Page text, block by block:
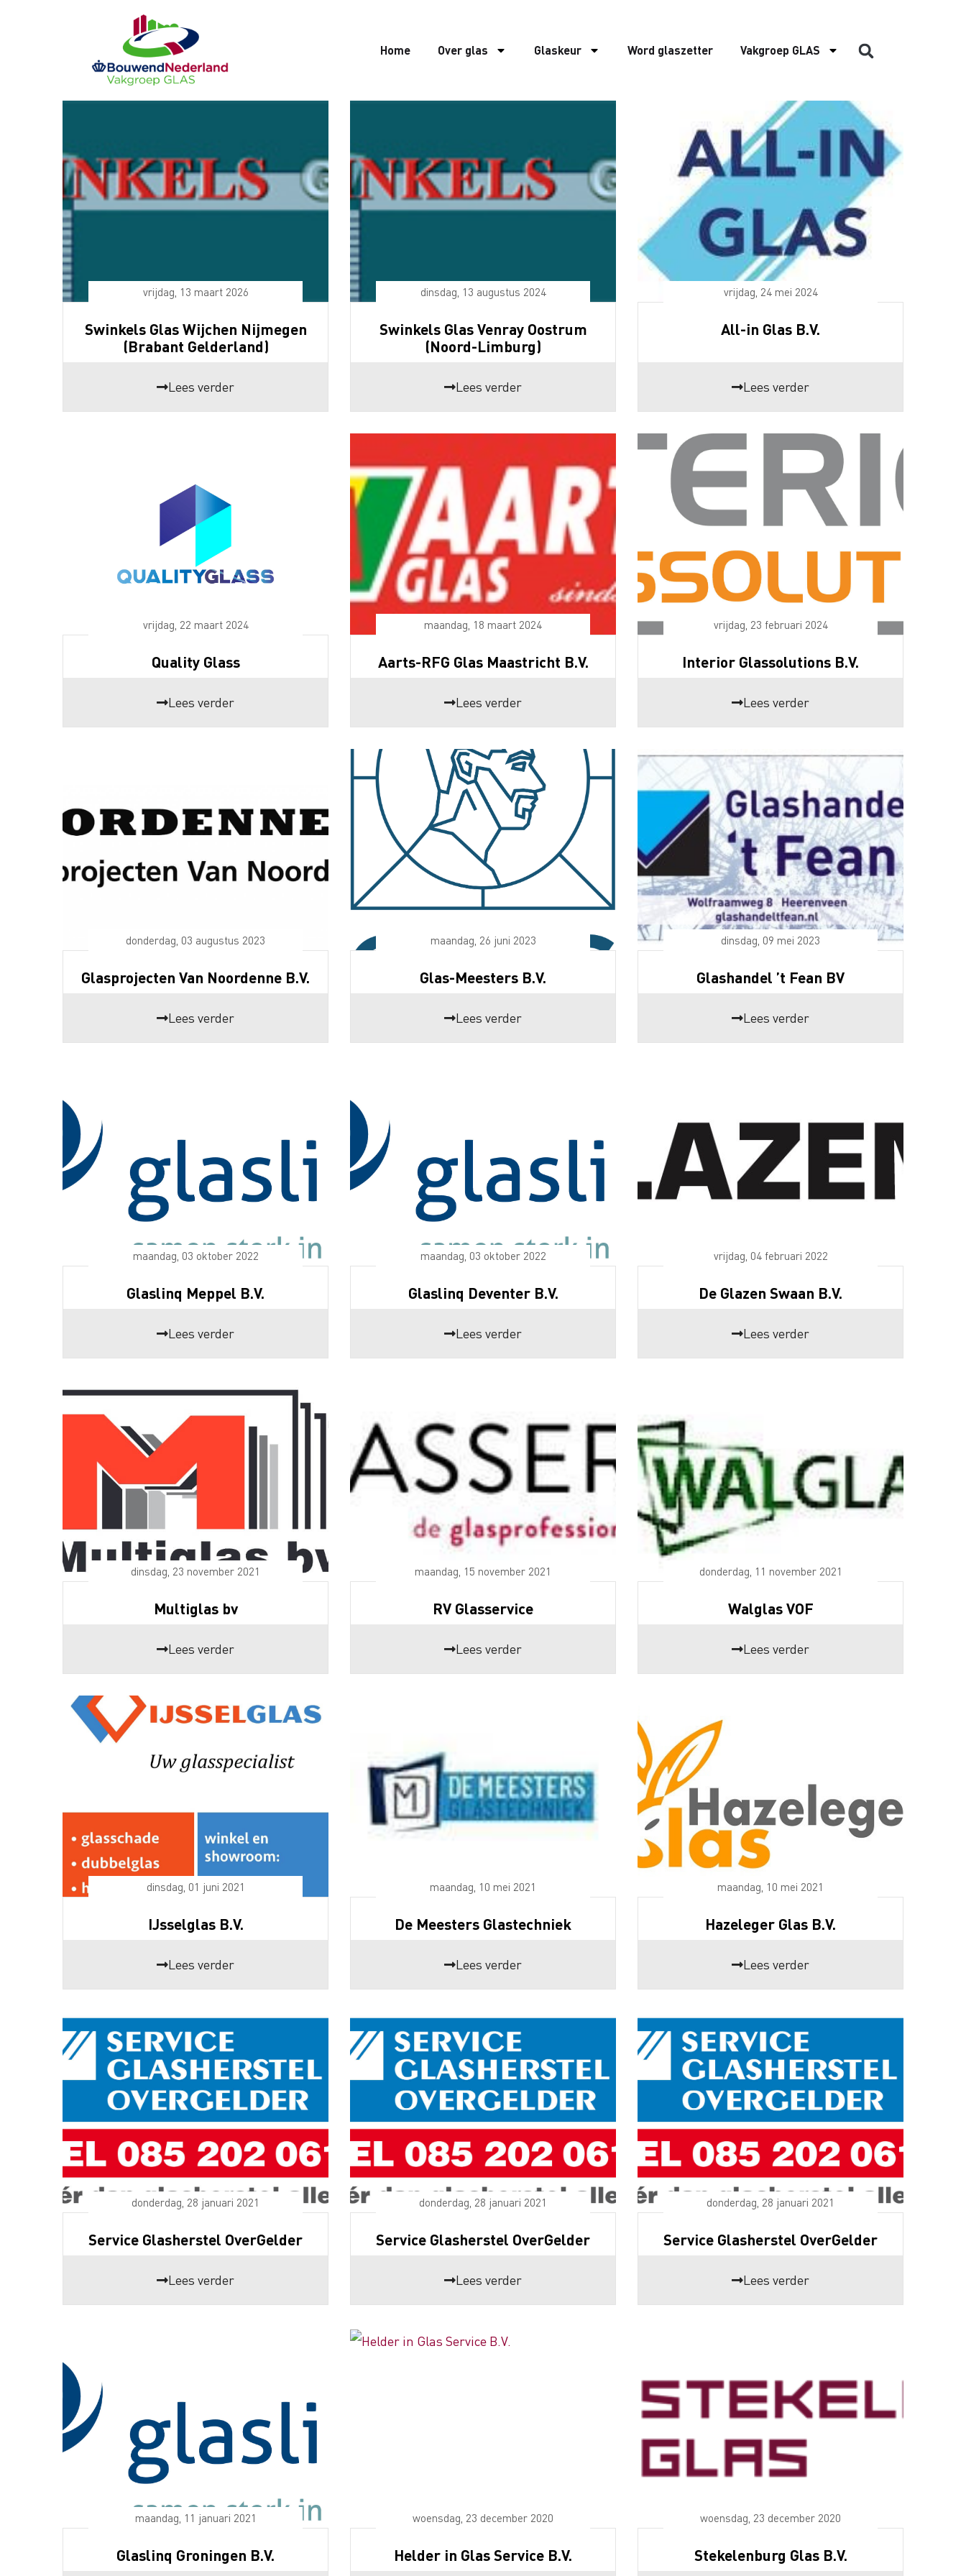
Home Over glas Glaskeur Word glaszetter Vakgroep GLAS
vrijdag, 13 maart 2026
Swinkels Glas Wijchen Nijmegen
(Brabant Gelderland)
Lees verder
dinsdag, 13 augustus 2024
Swinkels Glas Venray Oostrum
(Noord-Limburg)
Lees verder
vrijdag, 24 mei 2024
All-in Glas B.V.
Lees verder
vrijdag, 22 maart 2024
Quality Glass
Lees verder
maandag, 18 maart 2024
Aarts-RFG Glas Maastricht B.V.
Lees verder
vrijdag, 23 februari 2024
Interior Glassolutions B.V.
Lees verder
donderdag, 03 augustus 2023
Glasprojecten Van Noordenne B.V.
Lees verder
maandag, 26 juni 2023
Glas-Meesters B.V.
Lees verder
dinsdag, 09 mei 2023
Glashandel ’t Fean BV
Lees verder
maandag, 03 oktober 2022
Glaslinq Meppel B.V.
Lees verder
maandag, 03 oktober 2022
Glaslinq Deventer B.V.
Lees verder
vrijdag, 04 februari 2022
De Glazen Swaan B.V.
Lees verder
dinsdag, 23 november 2021
Multiglas bv
Lees verder
maandag, 15 november 2021
RV Glasservice
Lees verder
donderdag, 11 november 2021
Walglas VOF
Lees verder
dinsdag, 01 juni 2021
IJsselglas B.V.
Lees verder
maandag, 10 mei 2021
De Meesters Glastechniek
Lees verder
maandag, 10 mei 2021
Hazeleger Glas B.V.
Lees verder
donderdag, 28 januari 2021
Service Glasherstel OverGelder
Lees verder
donderdag, 28 januari 2021
Service Glasherstel OverGelder
Lees verder
donderdag, 28 januari 2021
Service Glasherstel OverGelder
Lees verder
maandag, 11 januari 2021
Glaslinq Groningen B.V.
woensdag, 23 december 2020
Helder in Glas Service B.V.
woensdag, 23 december 2020
Stekelenburg Glas B.V.